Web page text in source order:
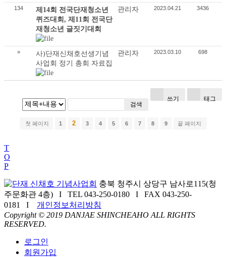
134
제14회 전국단재청소년
퀴즈대회, 제11회 전국단
재청소년 글짓기대회
관리자 2023.04.21 3436
»
사)단재신채호선생기념
사업회 정기 총회 자료집
관리자 2023.03.10 698
쓰기
태그
검색
첫 페이지 1 2 3 4 5 6 7 8 9 끝 페이지
T
O
P
충북 청주시 상당구 남사로115(청
주문화관 4층) I TEL 043-250-0180 I FAX 043-250-
0181 I 개인정보처리방침
Copyright © 2019 DANJAE SHINCHEAHO ALL RIGHTS
RESERVED.
로그인
회원가입